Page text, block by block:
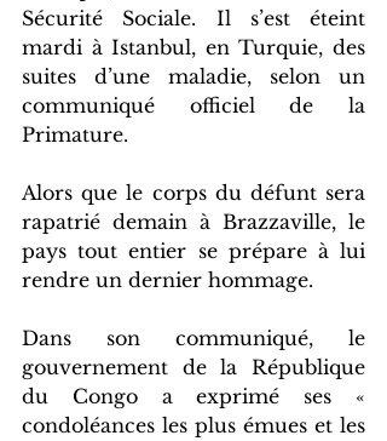
Sécurité Sociale. Il s’est éteint
mardi à Istanbul, en Turquie, des
suites d’une maladie, selon un
communiqué officiel de la
Primature.
Alors que le corps du défunt sera
rapatrié demain à Brazzaville, le
pays tout entier se prépare à lui
rendre un dernier hommage.
Dans son communiqué, le
gouvernement de la République
du Congo a exprimé ses «
condoléances les plus émues et les